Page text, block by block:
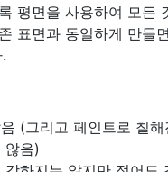
평면을 사용하여 모든
표면과 동일하게 만들
(그리고 페인트로 칠
않음)